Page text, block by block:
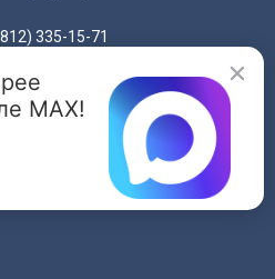
MAX!
335-15-71
размещенные на настоящем
предназначенную для лиц,
18 лет.